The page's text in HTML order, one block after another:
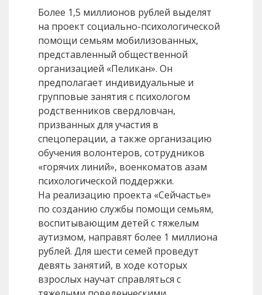
Более 1,5 миллионов рублей выделят
на проект социально-психологической
помощи семьям мобилизованных,
представленный общественной
организацией «Пеликан». Он
предполагает индивидуальные и
групповые занятия с психологом
родственников свердловчан,
призванных для участия в
спецоперации, а также организацию
обучения волонтеров, сотрудников
«горячих линий», военкоматов азам
психологической поддержки.
На реализацию проекта «Сейчастье»
по созданию службы помощи семьям,
воспитывающим детей с тяжелым
аутизмом, направят более 1 миллиона
рублей. Для шести семей проведут
девять занятий, в ходе которых
взрослых научат справляться с